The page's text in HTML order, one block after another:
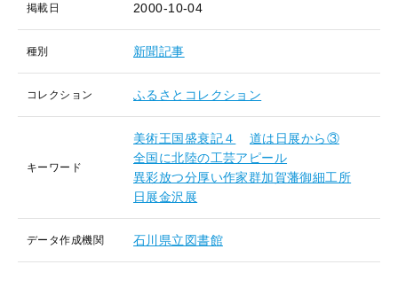
掲載日 2000-10-04
種別 新聞記事
コレクション ふるさとコレクション
キーワード
美術王国盛衰記４
道は日展から③
全国に北陸の工芸アピール
異彩放つ分厚い作家群加賀藩御細工所
日展金沢展
データ作成機関 石川県立図書館